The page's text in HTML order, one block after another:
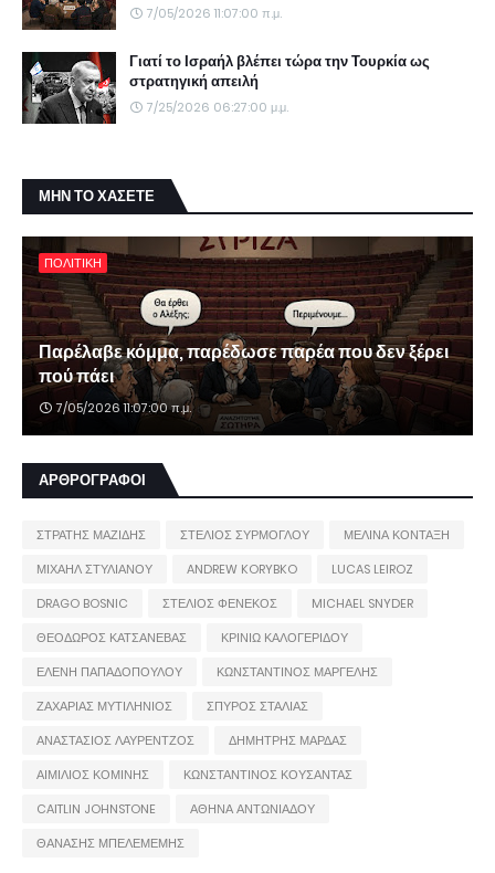
7/05/2026 11:07:00 π.μ.
Γιατί το Ισραήλ βλέπει τώρα την Τουρκία ως
στρατηγική απειλή
7/25/2026 06:27:00 μ.μ.
ΜΗΝ ΤΟ ΧΑΣΕΤΕ
ΠΟΛΙΤΙΚΗ
Παρέλαβε κόμμα, παρέδωσε παρέα που δεν ξέρει
πού πάει
7/05/2026 11:07:00 π.μ.
ΑΡΘΡΟΓΡΑΦΟΙ
ΣΤΡΑΤΗΣ ΜΑΖΙΔΗΣ ΣΤΕΛΙΟΣ ΣΥΡΜΟΓΛΟΥ
ΜΕΛΙΝΑ ΚΟΝΤΑΞΗ
ΜΙΧΑΗΛ ΣΤΥΛΙΑΝΟΥ
ANDREW KORYBKO
LUCAS LEIROZ
DRAGO BOSNIC
ΣΤΕΛΙΟΣ ΦΕΝΕΚΟΣ
MICHAEL SNYDER
ΘΕΟΔΩΡΟΣ ΚΑΤΣΑΝΕΒΑΣ
ΚΡΙΝΙΩ ΚΑΛΟΓΕΡΙΔΟΥ
ΕΛΕΝΗ ΠΑΠΑΔΟΠΟΥΛΟΥ
ΚΩΝΣΤΑΝΤΙΝΟΣ ΜΑΡΓΕΛΗΣ
ΖΑΧΑΡΙΑΣ ΜΥΤΙΛΗΝΙΟΣ
ΣΠΥΡΟΣ ΣΤΑΛΙΑΣ
ΑΝΑΣΤΑΣΙΟΣ ΛΑΥΡΕΝΤΖΟΣ
ΔΗΜΗΤΡΗΣ ΜΑΡΔΑΣ
ΑΙΜΙΛΙΟΣ ΚΟΜΙΝΗΣ
ΚΩΝΣΤΑΝΤΙΝΟΣ ΚΟΥΣΑΝΤΑΣ
CAITLIN JOHNSTONE
ΑΘΗΝΑ ΑΝΤΩΝΙΑΔΟΥ
ΘΑΝΑΣΗΣ ΜΠΕΛΕΜΕΜΗΣ